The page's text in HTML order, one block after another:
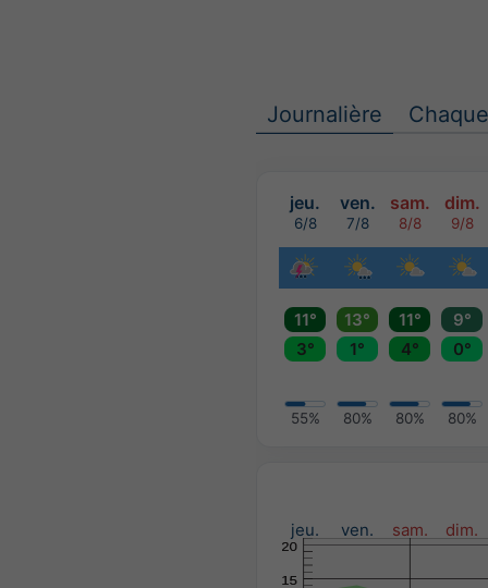
Journalière
jeu. ven. sam. dim.
6/8 7/8 8/8 9/8
11° 13° 11°
9°
3°
1° 4° 0°
55% 80% 80% 80%
jeu. ven. sam. dim.